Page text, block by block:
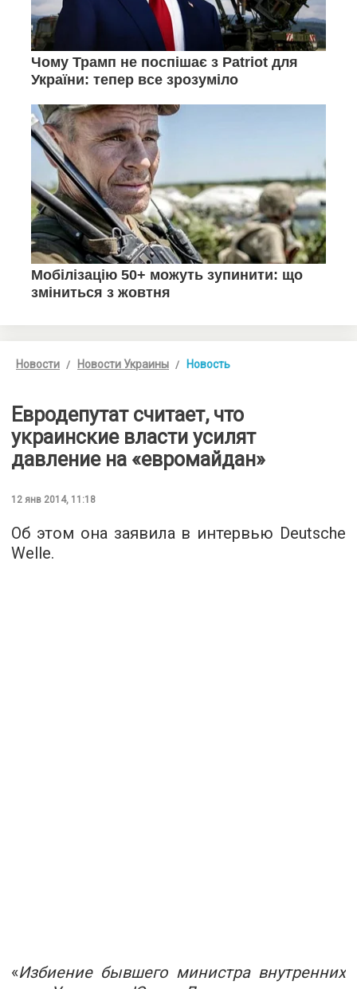
Новости Новости Украины Новость
Евродепутат считает, что
украинские власти усилят
давление на «евромайдан»
12 янв 2014, 11:18
Об этом она заявила в интервью Deutsche
Welle.
«Избиение бывшего министра внутренних